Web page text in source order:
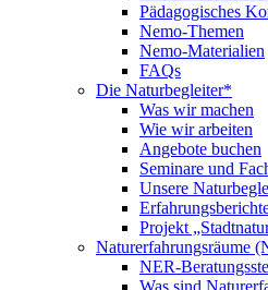
Pädagogisches
Nemo-Themen
Nemo-Materialien
FAQs
Die Naturbegleiter*
Was wir machen
Wie wir arbeiten
Angebote buchen
Seminare und
Unsere
Projekt
Naturerfahrungsräume
NER-
Was sind